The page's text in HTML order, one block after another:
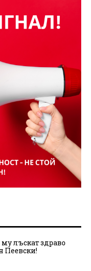
лъскат здраво
Пеевски!